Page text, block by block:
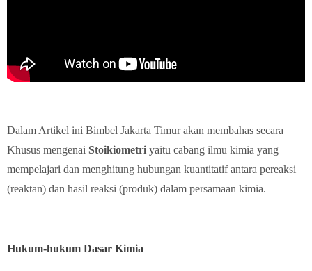
Dalam Artikel ini Bimbel Jakarta Timur akan membahas secara
Khusus mengenai Stoikiometri yaitu cabang ilmu kimia yang
mempelajari dan menghitung hubungan kuantitatif antara pereaksi
(reaktan) dan hasil reaksi (produk) dalam persamaan kimia.
Hukum-hukum Dasar Kimia